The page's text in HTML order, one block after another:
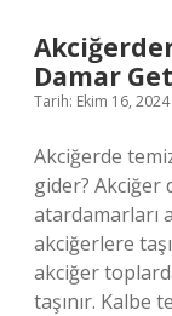
Damar
Tarih: Ekim 16, 2024
Akciğerde
gider? Akciğer
atardamarları
akciğerlere
akciğer
taşınır. Kalbe